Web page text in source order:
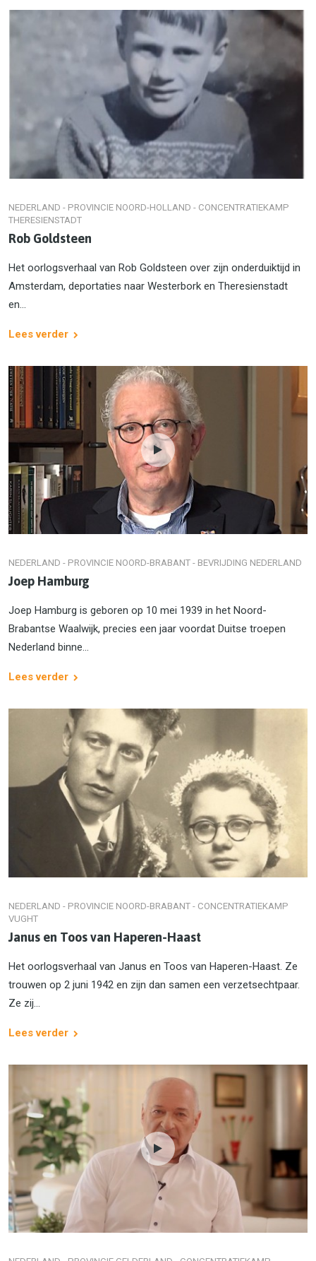
NEDERLAND - PROVINCIE NOORD-HOLLAND - CONCENTRATIEKAMP
THERESIENSTADT
Rob Goldsteen
Het oorlogsverhaal van Rob Goldsteen over zijn onderduiktijd in
Amsterdam, deportaties naar Westerbork en Theresienstadt
en...
Lees verder
NEDERLAND - PROVINCIE NOORD-BRABANT - BEVRIJDING NEDERLAND
Joep Hamburg
Joep Hamburg is geboren op 10 mei 1939 in het Noord-
Brabantse Waalwijk, precies een jaar voordat Duitse troepen
Nederland binne...
Lees verder
NEDERLAND - PROVINCIE NOORD-BRABANT - CONCENTRATIEKAMP
VUGHT
Janus en Toos van Haperen-Haast
Het oorlogsverhaal van Janus en Toos van Haperen-Haast. Ze
trouwen op 2 juni 1942 en zijn dan samen een verzetsechtpaar.
Ze zij...
Lees verder